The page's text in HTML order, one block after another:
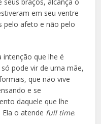
em seu ventre
pelo afeto e não pelo
que lhe é
pode vir de uma mãe,
que não vive
e se
daquele que lhe
o atende full time.